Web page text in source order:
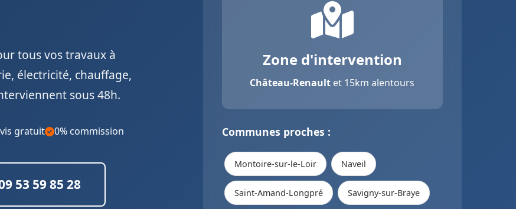
tous vos travaux à
électricité, chauffage,
sous 48h.
gratuit 0% commission
53 59 85 28
Zone d'intervention
Château-Renault et 15km alentours
Communes proches :
Montoire-sur-le-Loir Naveil
Saint-Amand-Longpré Savigny-sur-Braye